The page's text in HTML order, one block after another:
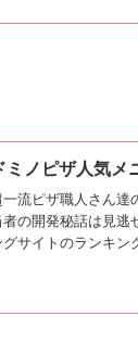
ミノピザ人気メ
一流ピザ職人さん達
者の開発秘話は見逃
グサイトのランキン